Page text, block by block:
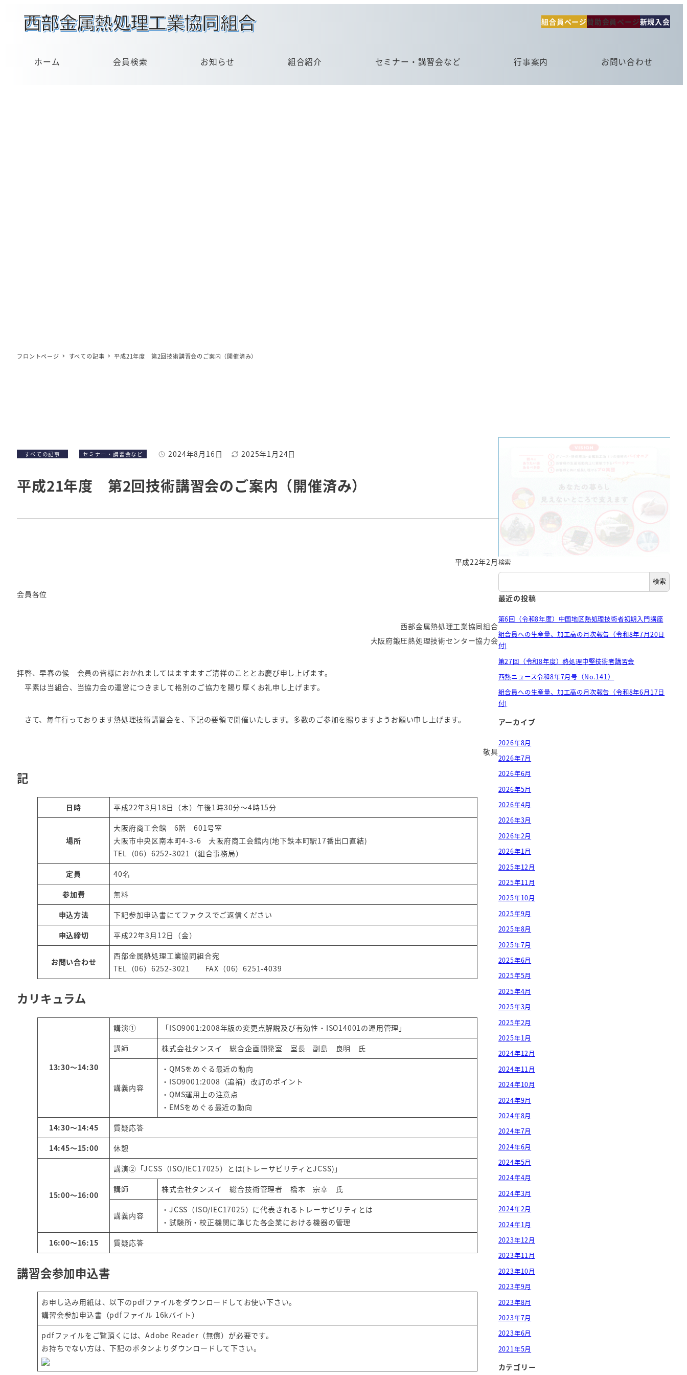
組合員ページ賛助会員ページ新規入会
ホーム 会員検索 お知らせ 組合紹介 セミナー・講習会など 行事案内 お問い合わせ
フロントページ すべての記事 平成21年度 第2回技術講習会のご案内（開催済み）
平成21年度 第2回技術講習会のご案内（開催済み）
投稿日2024年8月16日 更新日2025年1月24日
カテゴリー
すべての記事 カテゴリー
セミナー・講習会など
平成22年2月
会員各位
西部金属熱処理工業協同組合
大阪府鍛圧熱処理技術センター協力会
拝啓、早春の候 会員の皆様におかれましてはますますご清祥のこととお慶び申し上げます。
平素は当組合、当協力会の運営につきまして格別のご協力を賜り厚くお礼申し上げます。
さて、毎年行っております熱処理技術講習会を、下記の要領で開催いたします。多数のご参加を賜りますようお願い申し上げます。
敬具
記
日時 平成22年3月18日（木）午後1時30分～4時15分
場所
大阪府商工会館 6階 601号室
大阪市中央区南本町4-3-6 大阪府商工会館内(地下鉄本町駅17番出口直結)
TEL（06）6252-3021（組合事務局）
定員
40名
参加費
無料
申込方法
下記参加申込書にてファクスでご返信ください
申込締切
平成22年3月12日（金）
お問い合わせ
西部金属熱処理工業協同組合宛
TEL（06）6252-3021 FAX（06）6251-4039
カリキュラム
13:30～14:30
講演①
「ISO9001:2008年版の変更点解説及び有効性・ISO14001の運用管理」
講師
株式会社タンスイ 総合企画開発室 室長 副島 良明 氏
講義内容
・QMSをめぐる最近の動向
・ISO9001:2008（追補）改訂のポイント
・QMS運用上の注意点
・EMSをめぐる最近の動向
14:30～14:45
質疑応答
14:45～15:00
休憩
15:00～16:00
講演②「JCSS（ISO/IEC17025）とは(トレーサビリティとJCSS)」
講師
株式会社タンスイ 総合技術管理者 橋本 宗幸 氏
講義内容
・JCSS（ISO/IEC17025）に代表されるトレーサビリティとは
・試験所・校正機関に準じた各企業における機器の管理
16:00～16:15
質疑応答
講習会参加申込書
お申し込み用紙は、以下のpdfファイルをダウンロードしてお使い下さい。
講習会参加申込書（pdfファイル 16kバイト）
pdfファイルをご覧頂くには、Adobe Reader（無償）が必要です。
お持ちでない方は、下記のボタンよりダウンロードして下さい。
検索
検索
最近の投稿
第6回（令和8年度）中国地区熱処理技術者初期入門講座
組合員への生産量、加工高の月次報告（令和8年7月20日
付)
第27回（令和8年度）熱処理中堅技術者講習会
西熱ニュース令和8年7月号（No.141）
組合員への生産量、加工高の月次報告（令和8年6月17日
付)
アーカイブ
2026年8月
2026年7月
2026年6月
2026年5月
2026年4月
2026年3月
2026年2月
2026年1月
2025年12月
2025年11月
2025年10月
2025年9月
2025年8月
2025年7月
2025年6月
2025年5月
2025年4月
2025年3月
2025年2月
2025年1月
2024年12月
2024年11月
2024年10月
2024年9月
2024年8月
2024年7月
2024年6月
2024年5月
2024年4月
2024年3月
2024年2月
2024年1月
2023年12月
2023年11月
2023年10月
2023年9月
2023年8月
2023年7月
2023年6月
2021年5月
カテゴリー